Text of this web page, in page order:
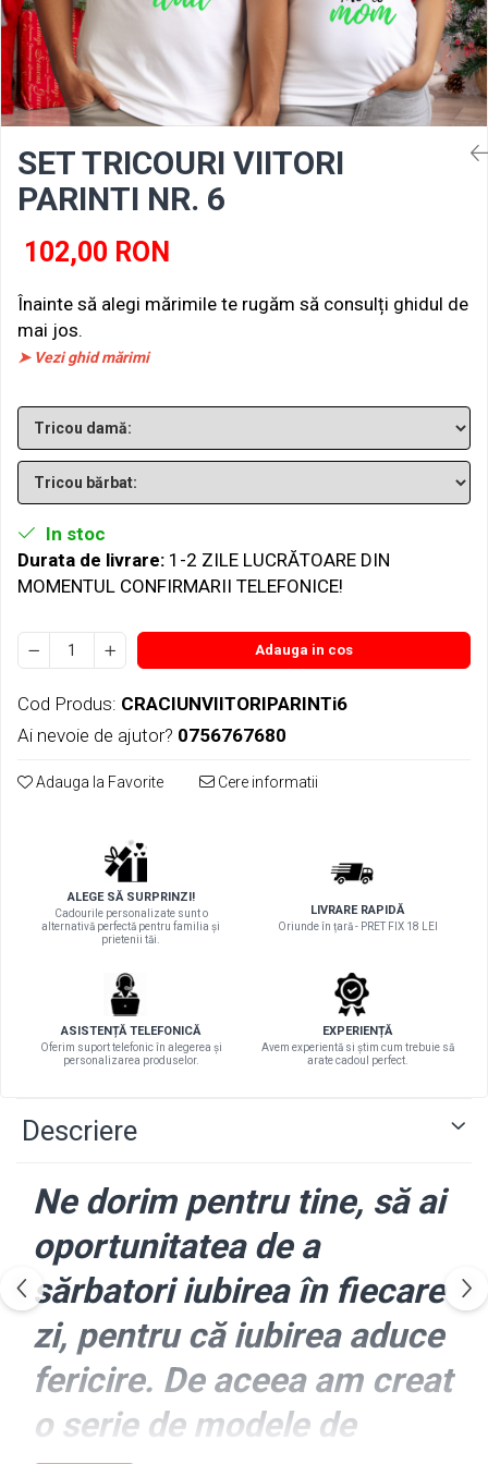
SET TRICOURI VIITORI
PARINTI NR. 6
102,00 RON
Înainte să alegi mărimile te rugăm să consulți ghidul de
mai jos.
➤ Vezi ghid mărimi
In stoc
Durata de livrare: 1-2 ZILE LUCRĂTOARE DIN
MOMENTUL CONFIRMARII TELEFONICE!
Adauga in cos
Cod Produs: CRACIUNVIITORIPARINTi6
Ai nevoie de ajutor? 0756767680
Adauga la Favorite Cere informatii
ALEGE SĂ SURPRINZI!
Cadourile personalizate sunt o
alternativă perfectă pentru familia și
prietenii tăi.
LIVRARE RAPIDĂ
Oriunde în țară - PRET FIX 18 LEI
ASISTENȚĂ TELEFONICĂ
Oferim suport telefonic în alegerea și
personalizarea produselor.
EXPERIENȚĂ
Avem experientă si știm cum trebuie să
arate cadoul perfect.
Descriere
Ne dorim pentru tine, să ai
oportunitatea de a
sărbatori iubirea în fiecare
zi, pentru că iubirea aduce
fericire. De aceea am creat
o serie de modele de